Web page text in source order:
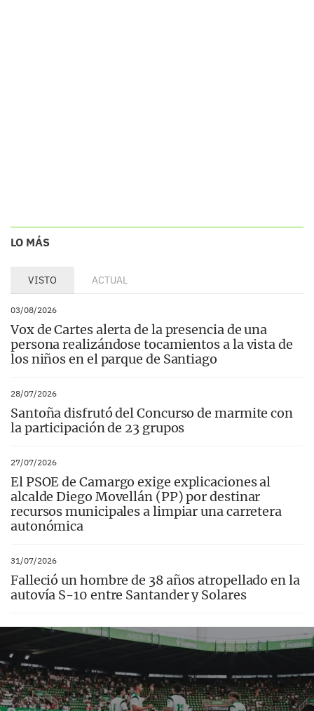
LO MÁS
VISTO ACTUAL
03/08/2026
Vox de Cartes alerta de la presencia de una
persona realizándose tocamientos a la vista de
los niños en el parque de Santiago
28/07/2026
Santoña disfrutó del Concurso de marmite con
la participación de 23 grupos
27/07/2026
El PSOE de Camargo exige explicaciones al
alcalde Diego Movellán (PP) por destinar
recursos municipales a limpiar una carretera
autonómica
31/07/2026
Falleció un hombre de 38 años atropellado en la
autovía S-10 entre Santander y Solares